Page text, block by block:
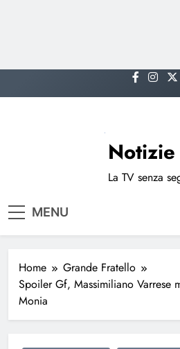
to
Notizie
La TV senza
MENU
Home
Grande Fratello
Spoiler Gf, Massimiliano Varrese
Monia